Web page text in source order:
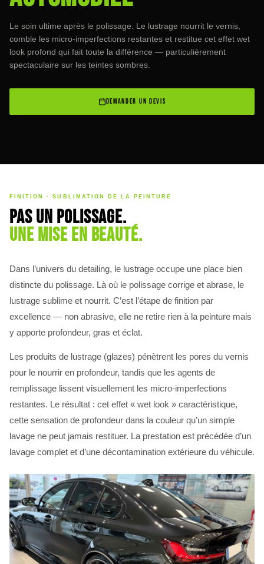
Le soin ultime après le polissage. Le lustrage nourrit le vernis,
comble les micro-imperfections restantes et restitue cet effet wet
look profond qui fait toute la différence — particulièrement
spectaculaire sur les teintes sombres.
DEMANDER UN DEVIS
FINITION · SUBLIMATION DE LA PEINTURE
Pas un polissage.
Une mise en beauté.
Dans l’univers du detailing, le lustrage occupe une place bien
distincte du polissage. Là où le polissage corrige et abrase, le
lustrage sublime et nourrit. C’est l’étape de finition par
excellence — non abrasive, elle ne retire rien à la peinture mais
y apporte profondeur, gras et éclat.
Les produits de lustrage (glazes) pénètrent les pores du vernis
pour le nourrir en profondeur, tandis que les agents de
remplissage lissent visuellement les micro-imperfections
restantes. Le résultat : cet effet « wet look » caractéristique,
cette sensation de profondeur dans la couleur qu’un simple
lavage ne peut jamais restituer. La prestation est précédée d’un
lavage complet et d’une décontamination extérieure du véhicule.